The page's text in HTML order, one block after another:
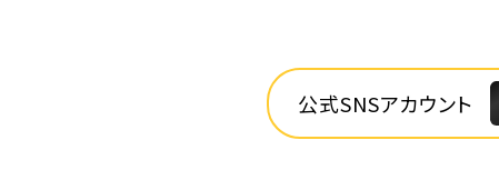
公式SNSアカウント